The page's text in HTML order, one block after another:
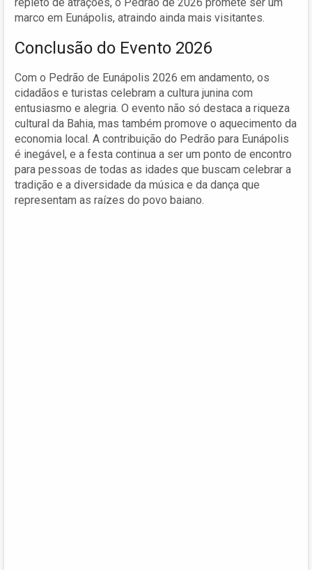
marco em Eunápolis, atraindo ainda mais visitantes.
Conclusão do Evento 2026
Com o Pedrão de Eunápolis 2026 em andamento, os
cidadãos e turistas celebram a cultura junina com
entusiasmo e alegria. O evento não só destaca a riqueza
cultural da Bahia, mas também promove o aquecimento da
economia local. A contribuição do Pedrão para Eunápolis
é inegável, e a festa continua a ser um ponto de encontro
para pessoas de todas as idades que buscam celebrar a
tradição e a diversidade da música e da dança que
representam as raízes do povo baiano.